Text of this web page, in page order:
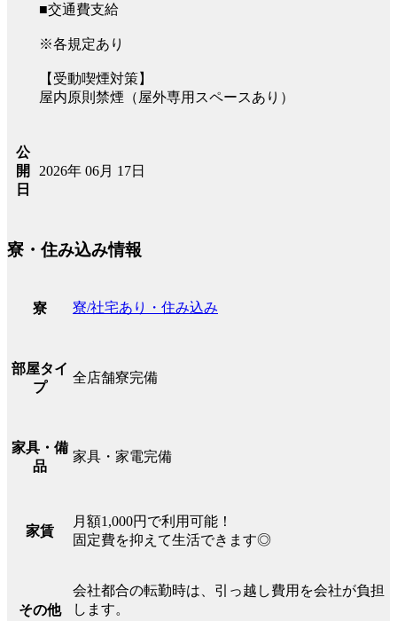
■交通費支給
※各規定あり
【受動喫煙対策】
屋内原則禁煙（屋外専用スペースあり）
公
開
日
2026年 06月 17日
寮・住み込み情報
寮 寮/社宅あり・住み込み
部屋タイ
プ
全店舗寮完備
家具・備
品
家具・家電完備
家賃
月額1,000円で利用可能！
固定費を抑えて生活できます◎
その他
会社都合の転勤時は、引っ越し費用を会社が負担
します。